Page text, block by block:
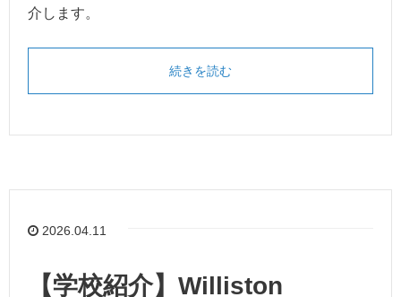
介します。
続きを読む
2026.04.11
【学校紹介】Williston